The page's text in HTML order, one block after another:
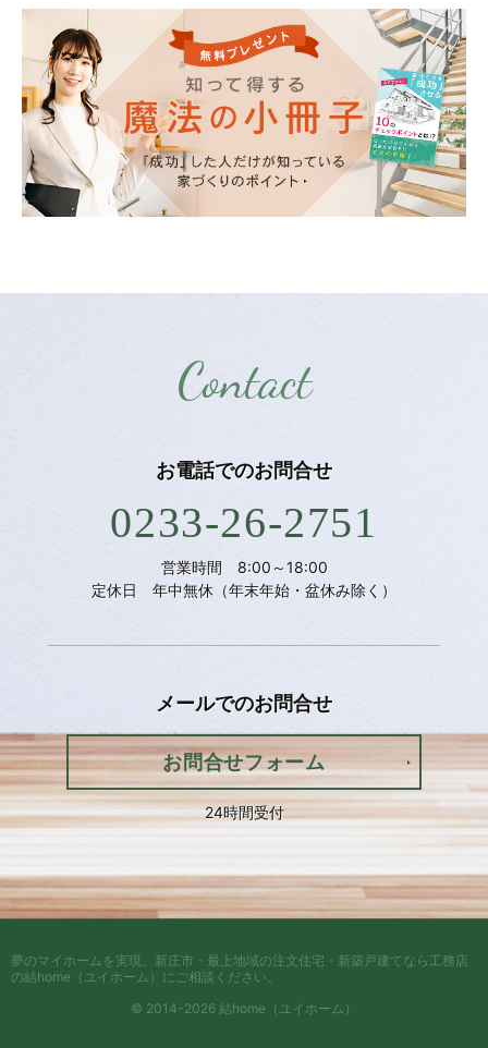
Contact
お電話でのお問合せ
0233-26-2751
営業時間 8:00～18:00
定休日 年中無休（年末年始・盆休み除く）
メールでのお問合せ
お問合せフォーム
24時間受付
© 2014-2026 結home（ユイホーム）
夢のマイホームを実現、 新庄市・最上地域の注文住宅・新築戸建てなら工務店
の結home（ユイホーム） にご相談ください。